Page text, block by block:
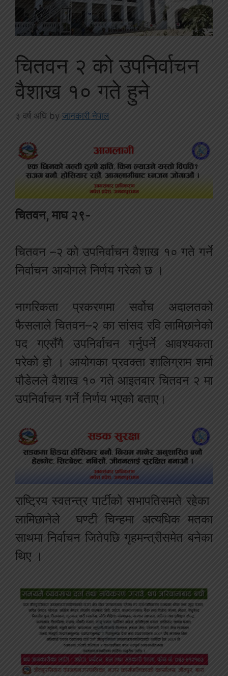
चितवन २ को उपनिर्वाचन
वैशाख १० गते हुने
३ वर्ष अघि by जानकारी नेपाल
चितवन, माघ २९-
चितवन –२ को उपनिर्वाचन वैशाख १० गते गर्ने
निर्वाचन आयोगले निर्णय गरेको छ ।
नागरिकता प्रकरणमा सर्वोच अदालतको
फैसलाले चितवन–२ का सांसद रवि लामिछानेको
पद गएसँगै उपनिर्वाचन गर्नुपर्ने आवश्यकता
परेको हो । आयोगका प्रवक्ता शालिग्राम शर्मा
पौडेलले वैशाख १० गते आइतबार चितवन २ मा
उपनिर्वाचन गर्ने निर्णय भएको बताए।
राष्ट्रिय स्वतन्त्र पार्टीको सभापतिसमते रहेका
लामिछानेले घण्टी चिन्हमा अत्यधिक मतका
साथमा निर्वाचन जितेपछि गृहमन्त्रीसमेत बनेका
थिए ।